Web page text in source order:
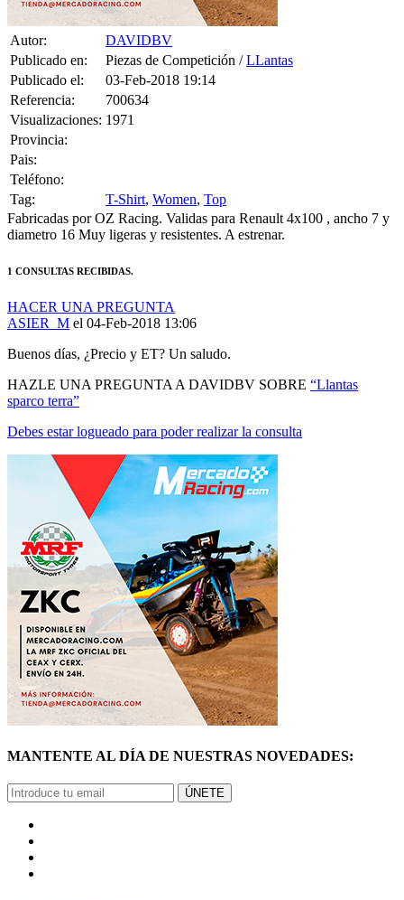
Autor:
DAVIDBV
Publicado en:
Piezas de Competición /LLantas
Publicado el:
03-Feb-2018 19:14
Referencia:
700634
Visualizaciones: 1971
Provincia:
Pais:
Teléfono:
Tag:
T-Shirt, Women, Top
Fabricadas por OZ Racing. Validas para Renault 4x100 , ancho 7 y
diametro 16 Muy ligeras y resistentes. A estrenar.
1 CONSULTAS RECIBIDAS.
HACER UNA PREGUNTA
ASIER_M el 04-Feb-2018 13:06
Buenos días, ¿Precio y ET? Un saludo.
HAZLE UNA PREGUNTA A DAVIDBV SOBRE “Llantas
sparco terra”
Debes estar logueado para poder realizar la consulta
MANTENTE AL DÍA DE NUESTRAS NOVEDADES:
ÚNETE